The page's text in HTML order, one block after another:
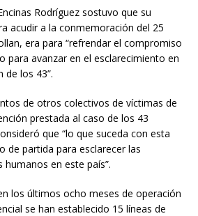
Rodríguez sostuvo que su
acudir a la conmemoración del 25
era para “refrendar el compromiso
para avanzar en el esclarecimiento en
de los 43”.
de otros colectivos de víctimas de
prestada al caso de los 43
que “lo que suceda con esta
de partida para esclarecer las
en este país”.
los últimos ocho meses de operación
se han establecido 15 líneas de